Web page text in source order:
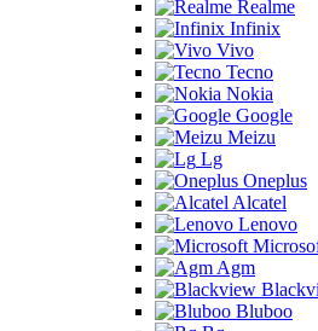
Realme
Infinix
Vivo
Tecno
Nokia
Google
Meizu
Lg
Oneplus
Alcatel
Lenovo
Agm
Bluboo